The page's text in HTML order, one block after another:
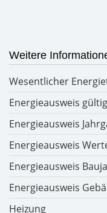
Weitere
Wesentlicher
Energieausweis
Energieausweis
Energieausweis
Energieausweis
Energieausweis
Heizung